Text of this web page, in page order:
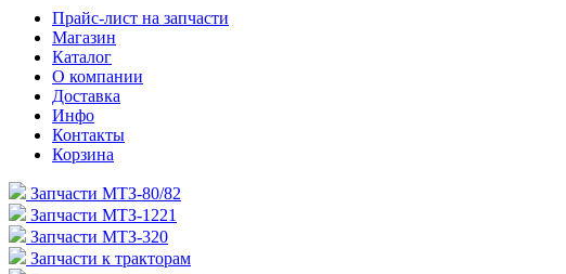
Прайс-лист на запчасти
Магазин
Каталог
О компании
Доставка
Инфо
Контакты
Корзина
Запчасти МТЗ-80/82
Запчасти МТЗ-1221
Запчасти МТЗ-320
Запчасти к тракторам